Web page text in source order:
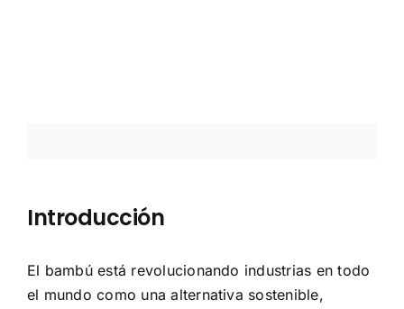
Introducción
El bambú está revolucionando industrias en todo
el mundo como una alternativa sostenible,